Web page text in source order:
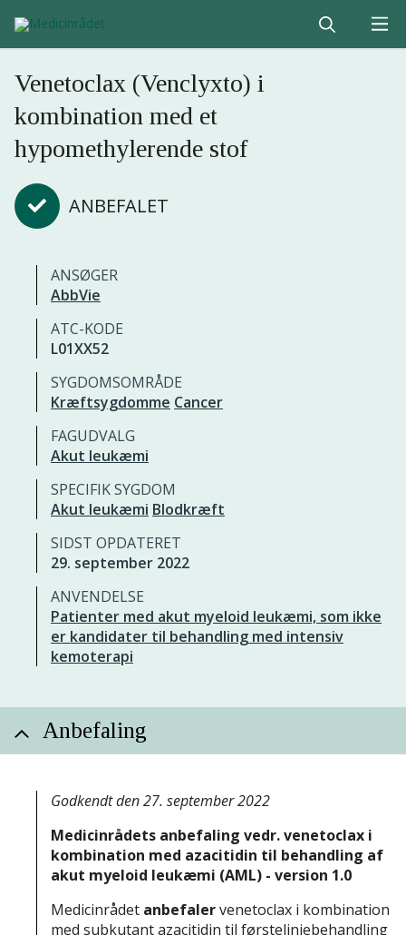
Venetoclax (Venclyxto) i
kombination med et
hypomethylerende stof
ANBEFALET
ANSØGER
AbbVie
ATC-KODE
L01XX52
SYGDOMSOMRÅDE
Kræftsygdomme Cancer
FAGUDVALG
Akut leukæmi
SPECIFIK SYGDOM
Akut leukæmi Blodkræft
SIDST OPDATERET
29. september 2022
ANVENDELSE
Patienter med akut myeloid leukæmi, som ikke
er kandidater til behandling med intensiv
kemoterapi
Anbefaling
Godkendt den 27. september 2022
Medicinrådets anbefaling vedr. venetoclax i
kombination med azacitidin til behandling af
akut myeloid leukæmi (AML) - version 1.0
Medicinrådet anbefalervenetoclax i kombination
med subkutant azacitidin til førstelinjebehandling